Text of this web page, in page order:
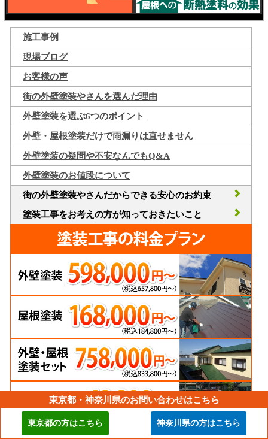
施工事例
現場ブログ
お客様の声
街の外壁塗装やさんを選んだ理由
外壁塗装を選ぶ6つのポイント
外壁・屋根塗装だけで雨漏りは直せません
外壁塗装の疑問や不安なんでもQ&A
外壁塗装のお値段について
街の外壁塗装やさんだからできる安心のお約束
塗装工事をお考えの方が知っておきたいこと
あなたの外壁はどのタイプ？
東京都・神奈川県のお問い合わせはこちら
東京都の方はこちら 神奈川県の方はこちら